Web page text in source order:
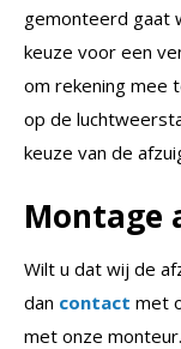
gemonteerd gaat
keuze voor een
om rekening mee
op de
keuze van de
Montage
Wilt u dat wij de
dan contact met
met onze